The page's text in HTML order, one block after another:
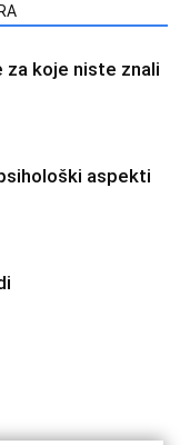
za koje niste znali
aspekti